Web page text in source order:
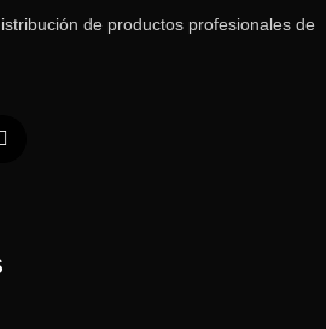
de productos profesionales de